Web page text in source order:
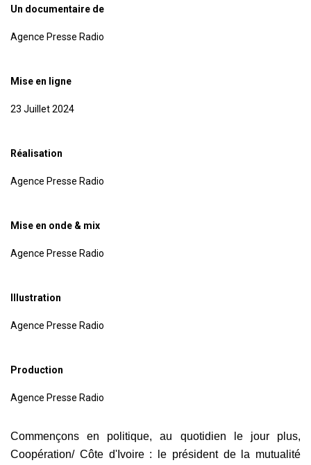
Un documentaire de
Agence Presse Radio
Mise en ligne
23 Juillet 2024
Réalisation
Agence Presse Radio
Mise en onde & mix
Agence Presse Radio
Illustration
Agence Presse Radio
Production
Agence Presse Radio
Commençons en politique, au quotidien le jour plus,
Coopération/ Côte d'Ivoire : le président de la mutualité